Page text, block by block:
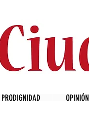
PRODIGNIDAD OPINIÓN